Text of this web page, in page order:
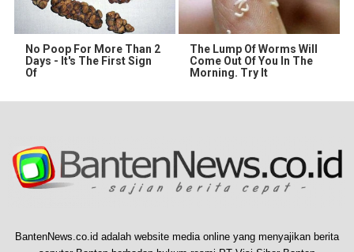
No Poop For More Than 2
Days - It's The First Sign
Of
The Lump Of Worms Will
Come Out Of You In The
Morning. Try It
BantenNews.co.id adalah website media online yang menyajikan berita